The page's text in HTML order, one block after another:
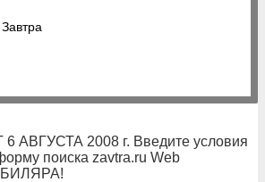
АВГУСТА 2008 г. Введите условия
поиска zavtra.ru Web